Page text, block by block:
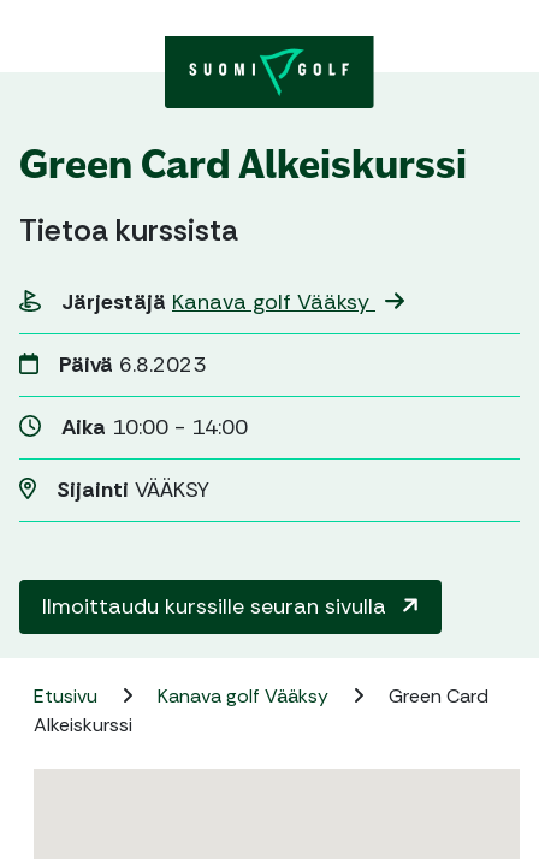
Green Card Alkeiskurssi
Tietoa kurssista
Järjestäjä Kanava golf Vääksy
Päivä 6.8.2023
Aika 10:00 - 14:00
Sijainti VÄÄKSY
Ilmoittaudu kurssille seuran sivulla
Etusivu Kanava golf Vääksy
Green Card
Alkeiskurssi